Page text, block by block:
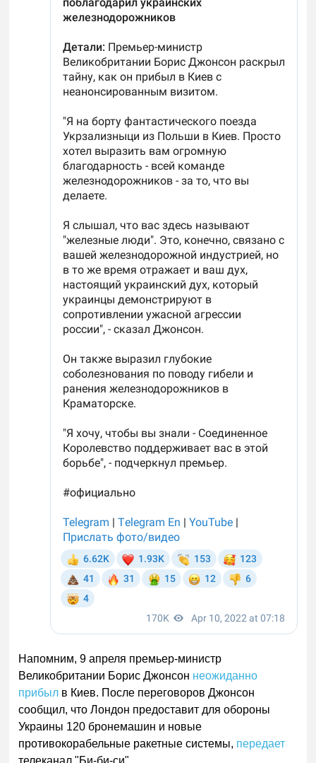
Напомним, 9 апреля премьер-министр
Великобритании Борис Джонсон неожиданно
прибыл в Киев. После переговоров Джонсон
сообщил, что Лондон предоставит для обороны
Украины 120 бронемашин и новые
противокорабельные ракетные системы, передает